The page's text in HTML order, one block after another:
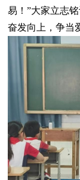
易！”大家立志
奋发向上，争当